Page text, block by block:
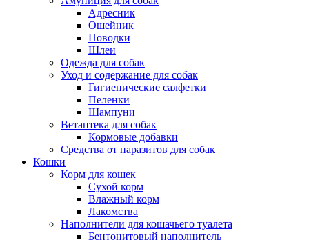
Адресник
Ошейник
Поводки
Шлеи
Одежда для собак
Уход и содержание для собак
Гигиенические салфетки
Пеленки
Шампуни
Ветаптека для собак
Кормовые добавки
Средства от паразитов для собак
Кошки
Корм для кошек
Сухой корм
Влажный корм
Лакомства
Наполнители для кошачьего туалета
Бентонитовый наполнитель